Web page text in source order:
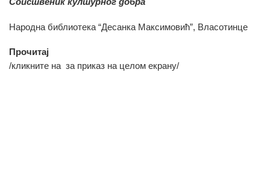
Народна библиотека “Десанка Максимовић”, Власотинце
Прочитај
/кликните на за приказ на целом екрану/